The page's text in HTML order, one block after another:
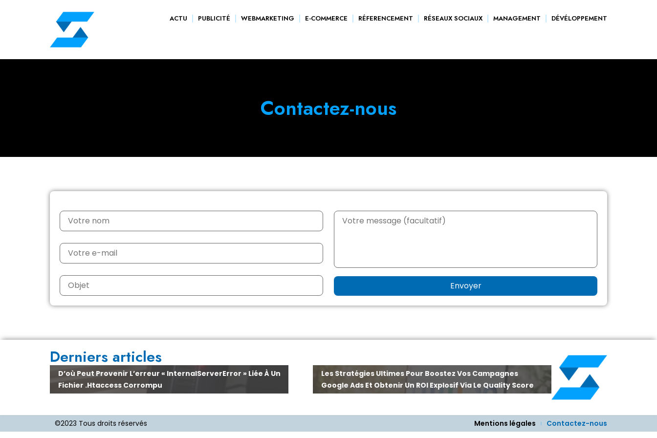
ACTU PUBLICITÉ WEBMARKETING E-COMMERCE RÉFERENCEMENT RÉSEAUX SOCIAUX MANAGEMENT DÉVÉLOPPEMENT
Contactez-nous
Derniers articles
D’où Peut Provenir L’erreur « InternalServerError » Liée À Un
Fichier .htaccess Corrompu
Les Stratégies Ultimes Pour Boostez Vos Campagnes
Google Ads Et Obtenir Un ROI Explosif Via Le Quality Score
©2023 Tous droits réservés Mentions légales Contactez-nous